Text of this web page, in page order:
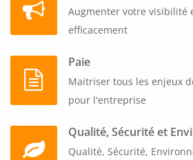
Augmenter votre visibilité
efficacement
Paie
Maitriser tous les enjeux
pour l'entreprise
Qualité, Sécurité et
Qualité, Sécurité,